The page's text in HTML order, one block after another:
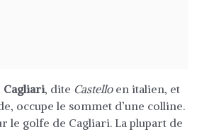
Cagliari, dite Castelloen italien, et
occupe le sommet d’une colline.
le golfe de Cagliari. La plupart de